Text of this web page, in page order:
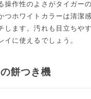
操作性のよさがタイガー
つホワイトカラーは清潔
します。汚れも目立ちや
イに使えるでしょう。
餅つき機